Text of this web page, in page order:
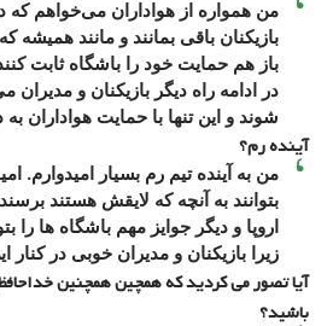
من همواره از هواداران می‌خواهم که
بازیکنان باقی بمانند و مانند همیشه
باز هم حمایت خود را باشگاه ثابت
در ادامه راه دیگر بازیکنان و مدیران
شوند و این تنها با حمایت هواداران
آینده رم؟
من به آینده تیم رم بسیار امیدوارم.
بتوانند به آنچه که لایقش هستند
اروپا و دیگر جوایز مهم باشگاه ها را
زیرا بازیکنان و مدیران خوبی در کنار
آیا تصور می کردید که همچین همچنین
باشید؟